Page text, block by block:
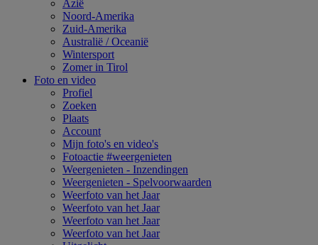
Azië
Noord-Amerika
Zuid-Amerika
Australië / Oceanië
Wintersport
Zomer in Tirol
Foto en video
Profiel
Zoeken
Plaats
Account
Mijn foto's en video's
Fotoactie #weergenieten
Weergenieten - Inzendingen
Weergenieten - Spelvoorwaarden
Weerfoto van het Jaar
Weerfoto van het Jaar
Weerfoto van het Jaar
Weerfoto van het Jaar